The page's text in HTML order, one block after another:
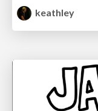
keathley